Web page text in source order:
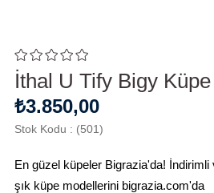
İthal U Tify Bigy Küpe
₺3.850,00
Stok Kodu (501)
En güzel küpeler Bigrazia'da! İndirimli
şık küpe modellerini bigrazia.com'da